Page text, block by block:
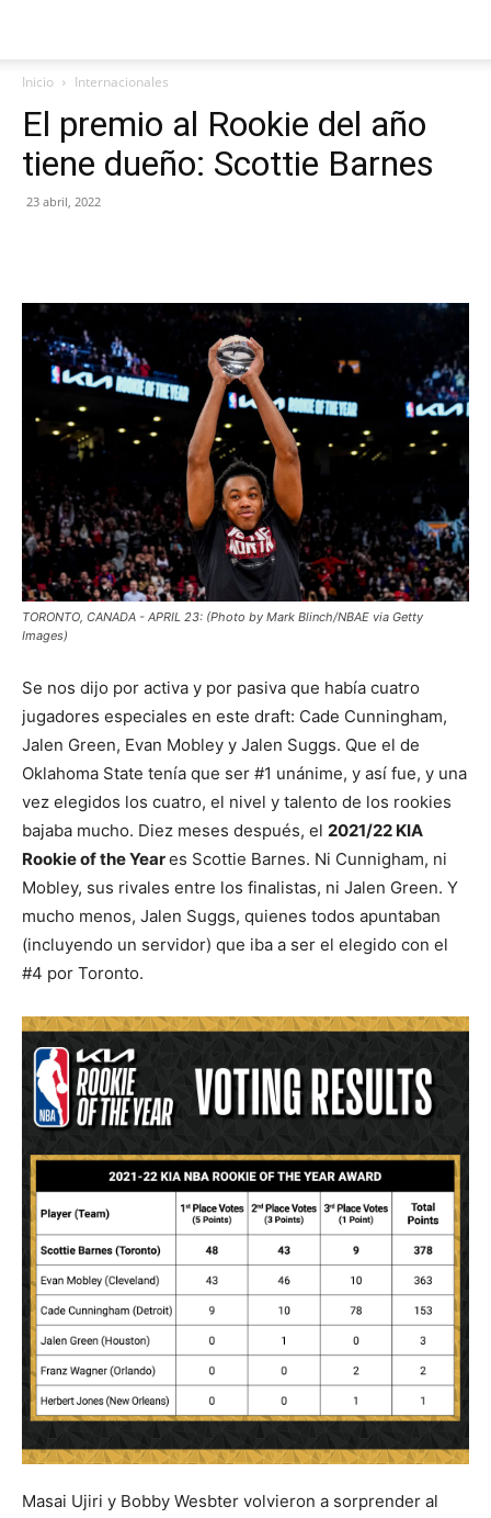
Inicio Internacionales
El premio al Rookie del año
tiene dueño: Scottie Barnes
23 abril, 2022
TORONTO, CANADA - APRIL 23: (Photo by Mark Blinch/NBAE via Getty
Images)
Se nos dijo por activa y por pasiva que había cuatro
jugadores especiales en este draft: Cade Cunningham,
Jalen Green, Evan Mobley y Jalen Suggs. Que el de
Oklahoma State tenía que ser #1 unánime, y así fue, y una
vez elegidos los cuatro, el nivel y talento de los rookies
bajaba mucho. Diez meses después, el 2021/22 KIA
Rookie of the Yeares Scottie Barnes. Ni Cunnigham, ni
Mobley, sus rivales entre los finalistas, ni Jalen Green. Y
mucho menos, Jalen Suggs, quienes todos apuntaban
(incluyendo un servidor) que iba a ser el elegido con el
#4 por Toronto.
Masai Ujiri y Bobby Wesbter volvieron a sorprender al